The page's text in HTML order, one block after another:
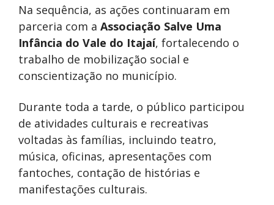
Na sequência, as ações continuaram em
parceria com a Associação Salve Uma
Infância do Vale do Itajaí, fortalecendo o
trabalho de mobilização social e
conscientização no município.
Durante toda a tarde, o público participou
de atividades culturais e recreativas
voltadas às famílias, incluindo teatro,
música, oficinas, apresentações com
fantoches, contação de histórias e
manifestações culturais.